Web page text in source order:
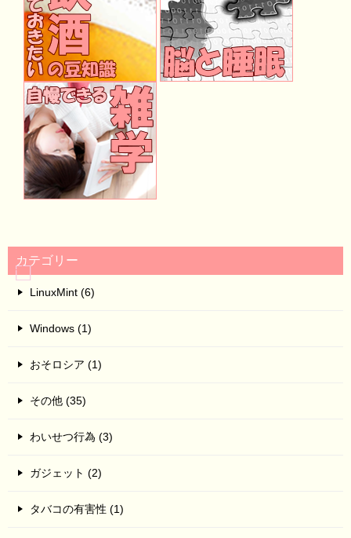
カテゴリー
LinuxMint (6)
Windows (1)
おそロシア (1)
その他 (35)
わいせつ行為 (3)
ガジェット (2)
タバコの有害性 (1)